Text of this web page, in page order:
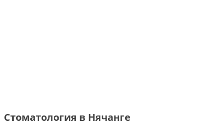
Стоматология в Нячанге